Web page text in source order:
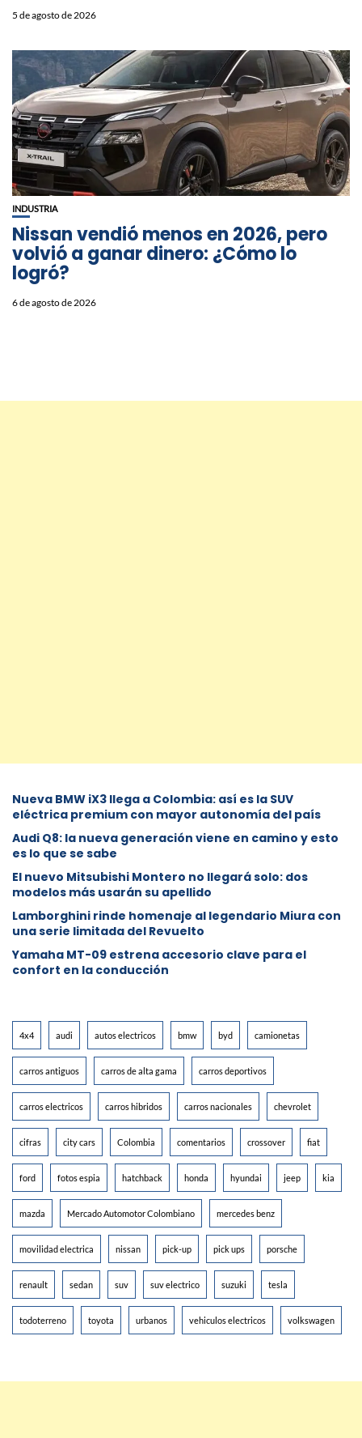
5 de agosto de 2026
INDUSTRIA
Nissan vendió menos en 2026, pero
volvió a ganar dinero: ¿Cómo lo
logró?
6 de agosto de 2026
Nueva BMW iX3 llega a Colombia: así es la SUV
eléctrica premium con mayor autonomía del país
Audi Q8: la nueva generación viene en camino y esto
es lo que se sabe
⁠El nuevo Mitsubishi Montero no llegará solo: dos
modelos más usarán su apellido
Lamborghini rinde homenaje al legendario Miura con
una serie limitada del Revuelto
Yamaha MT-09 estrena accesorio clave para el
confort en la conducción
4x4 audi autos electricos bmw byd camionetas
carros antiguos carros de alta gama carros deportivos
carros electricos carros hibridos carros nacionales chevrolet
cifras city cars Colombia comentarios crossover fiat
ford fotos espia hatchback honda hyundai jeep kia
mazda Mercado Automotor Colombiano mercedes benz
movilidad electrica nissan pick-up pick ups porsche
renault sedan suv suv electrico suzuki tesla
todoterreno toyota urbanos vehiculos electricos volkswagen